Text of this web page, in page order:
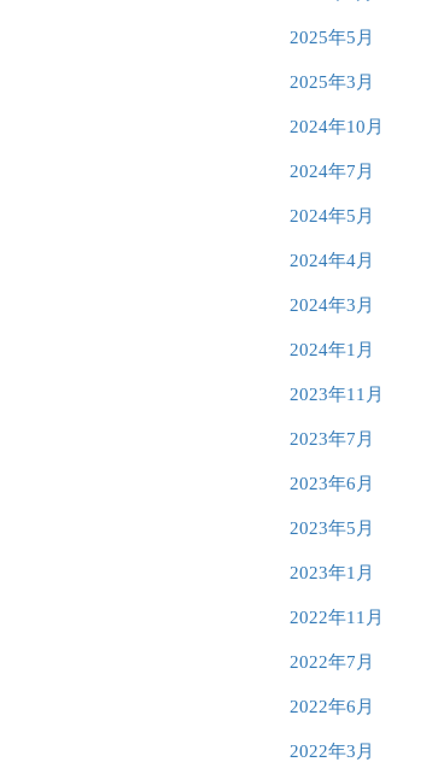
2025年5月
2025年3月
2024年10月
2024年7月
2024年5月
2024年4月
2024年3月
2024年1月
2023年11月
2023年7月
2023年6月
2023年5月
2023年1月
2022年11月
2022年7月
2022年6月
2022年3月